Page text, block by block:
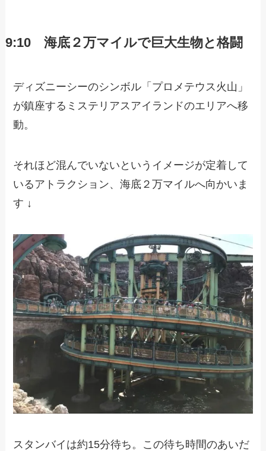
9:10 海底２万マイルで巨大生物と格闘
ディズニーシーのシンボル「プロメテウス火山」
が鎮座するミステリアスアイランドのエリアへ移
動。
それほど混んでいないというイメージが定着して
いるアトラクション、海底２万マイルへ向かいま
す ↓
スタンバイは約15分待ち。この待ち時間のあいだ